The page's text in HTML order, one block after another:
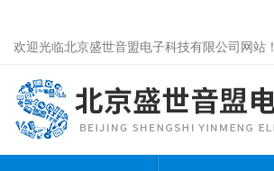
欢迎光临北京盛世音盟电子科技有限公司网站！